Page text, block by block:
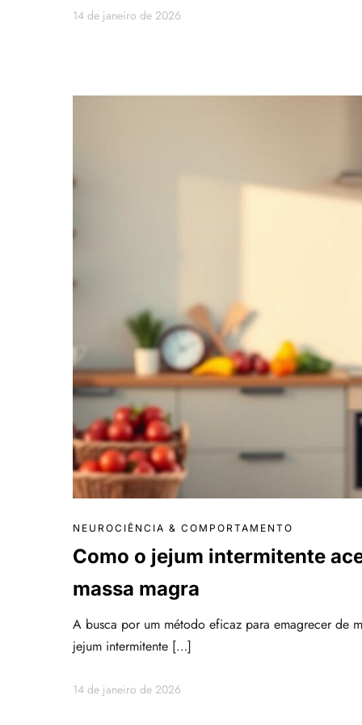
14 de janeiro de 2026
NEUROCIÊNCIA & COMPORTAMENTO
Como o jejum intermitente
massa magra
A busca por um método eficaz para emagrecer de
jejum intermitente […]
14 de janeiro de 2026